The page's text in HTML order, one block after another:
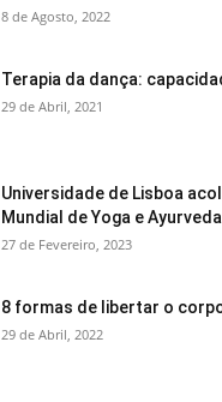
8 de Agosto, 2022
Terapia da dança:
29 de Abril, 2021
Universidade de Lisboa
Mundial de Yoga e Ayurveda
27 de Fevereiro, 2023
8 formas de libertar o
29 de Abril, 2022